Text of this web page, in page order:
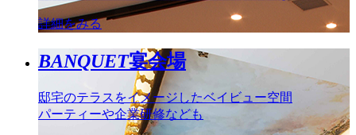
詳細をみる
BANQUET宴会場
邸宅のテラスをイメージしたベイビュー空間
パーティーや企業研修なども